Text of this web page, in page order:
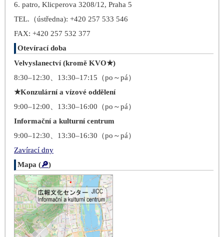
6. patro, Klicperova 3208/12, Praha 5
TEL.（ústředna): +420 257 533 546
FAX: +420 257 532 377
Otevírací doba
Velvyslanectví (kromě KVO★)
8:30–12:30、13:30–17:15（po～pá）
★Konzulární a vízové oddělení
9:00–12:00、13:30–16:00（po～pá）
Informační a kulturní centrum
9:00–12:30、13:30–16:30（po～pá）
Zavírací dny
Mapa (🔎)